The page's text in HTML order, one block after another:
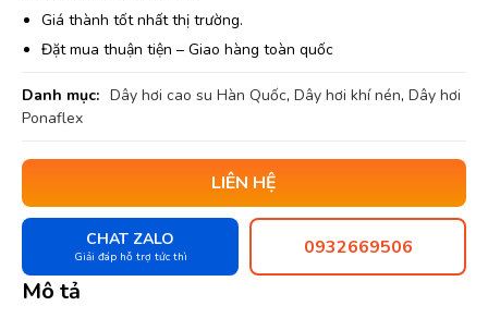
Giá thành tốt nhất thị trường.
Đặt mua thuận tiện – Giao hàng toàn quốc
Danh mục: Dây hơi cao su Hàn Quốc, Dây hơi khí nén, Dây hơi
Ponaflex
LIÊN HỆ
CHAT ZALO
Giải đáp hỗ trợ tức thì 0932669506
Mô tả